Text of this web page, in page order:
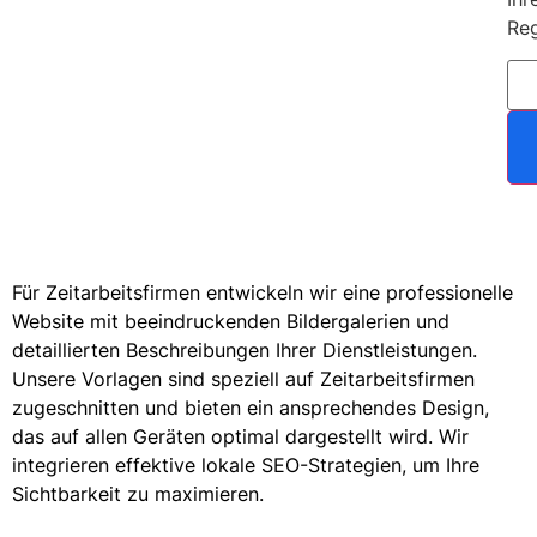
Für Zeitarbeitsfirmen entwickeln wir eine professionelle
Website mit beeindruckenden Bildergalerien und
detaillierten Beschreibungen Ihrer Dienstleistungen.
Unsere Vorlagen sind speziell auf Zeitarbeitsfirmen
zugeschnitten und bieten ein ansprechendes Design,
das auf allen Geräten optimal dargestellt wird. Wir
integrieren effektive lokale SEO-Strategien, um Ihre
Sichtbarkeit zu maximieren.